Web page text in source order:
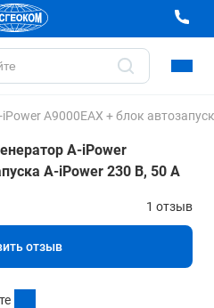
A9000EAX + блок
A-iPower
A-iPower 230 В, 50 А
1 отзыв
отзыв